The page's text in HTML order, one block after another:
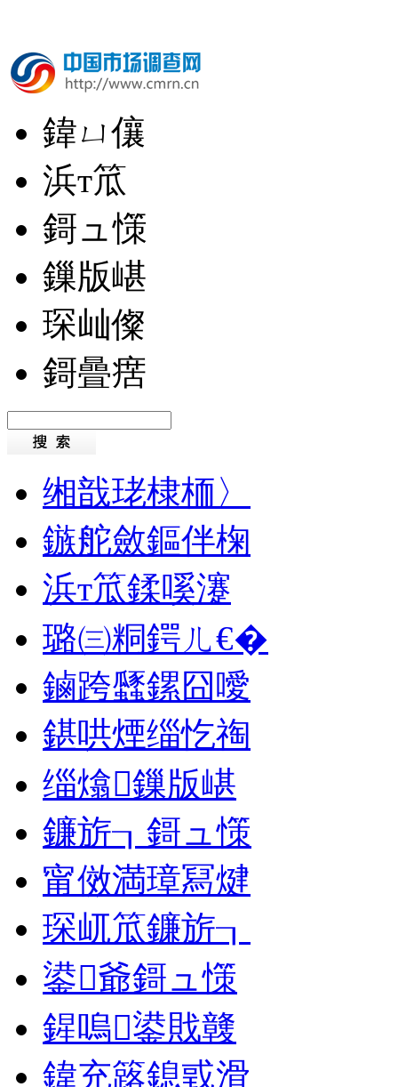
鍏ㄩ儴
浜т笟
鎶ュ憡
鏁版嵁
琛屾儏
鎶曡瘔
缃戠珯棣栭〉
鏃舵斂鏂伴椈
浜т笟鍒嗘瀽
璐㈢粡鍔ㄦ€�
鏀跨瓥鏍囧噯
鍖哄煙缁忔祹
缁熻鏁版嵁
鐮旂┒鎶ュ憡
甯傚満璋冩煡
琛屼笟鐮旂┒
鍙爺鎶ュ憡
鍟嗚鍙戝竷
鍏充簬鎴戜滑